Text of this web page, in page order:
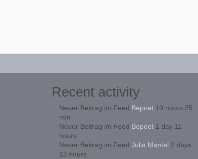
Recent activity
Neuer Beitrag im Feed Bepoet10 hours 25
min
Neuer Beitrag im Feed Bepoet1 day 11
hours
Neuer Beitrag im Feed Julia Mantel 2 days
13 hours